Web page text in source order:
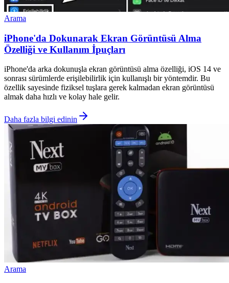
Arama
iPhone'da Dokunarak Ekran Görüntüsü Alma
Özelliği ve Kullanım İpuçları
iPhone'da arka dokunuşla ekran görüntüsü alma özelliği, iOS 14 ve
sonrası sürümlerde erişilebilirlik için kullanışlı bir yöntemdir. Bu
özellik sayesinde fiziksel tuşlara gerek kalmadan ekran görüntüsü
almak daha hızlı ve kolay hale gelir.
Daha fazla bilgi edinin
Arama